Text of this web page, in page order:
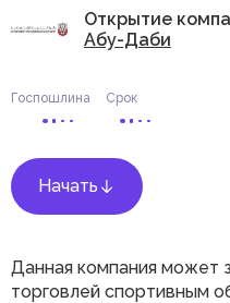
Открытие
Абу-Даби
Госпошлина Срок
Начать
Данная компания может
торговлей спортивным